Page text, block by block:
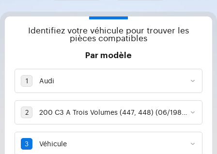
Identifiez votre véhicule pour trouver les
pièces compatibles
Par modèle